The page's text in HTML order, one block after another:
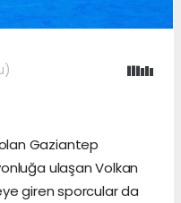
Gaziantep
ulaşan Volkan
giren sporcular da